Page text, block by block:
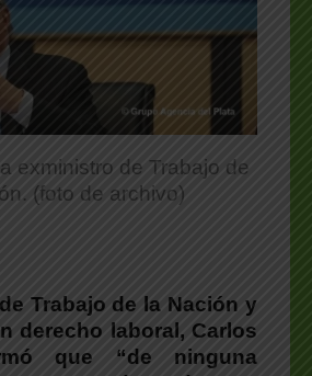
exministro de Trabajo de
(foto de archivo)
Trabajo de la Nación y
derecho laboral, Carlos
que “de ninguna